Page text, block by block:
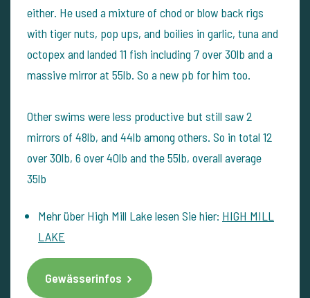
either. He used a mixture of chod or blow back rigs
with tiger nuts, pop ups, and boilies in garlic, tuna and
octopex and landed 11 fish including 7 over 30lb and a
massive mirror at 55lb. So a new pb for him too.
Other swims were less productive but still saw 2
mirrors of 48lb, and 44lb among others. So in total 12
over 30lb, 6 over 40lb and the 55lb, overall average
35lb
Mehr über High Mill Lake lesen Sie hier: HIGH MILL
LAKE
Gewässerinfos